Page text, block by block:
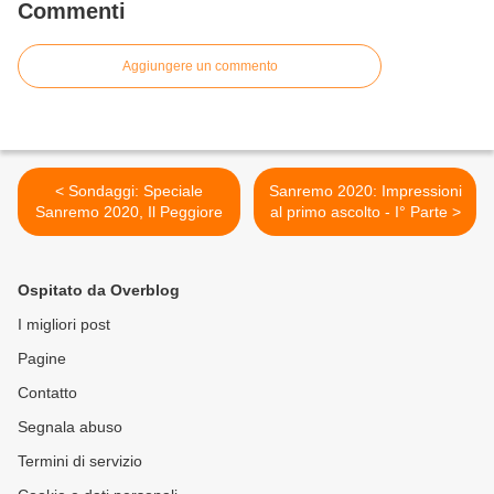
Commenti
Aggiungere un commento
< Sondaggi: Speciale
Sanremo 2020, Il Peggiore
Sanremo 2020: Impressioni
al primo ascolto - I° Parte >
Ospitato da Overblog
I migliori post
Pagine
Contatto
Segnala abuso
Termini di servizio